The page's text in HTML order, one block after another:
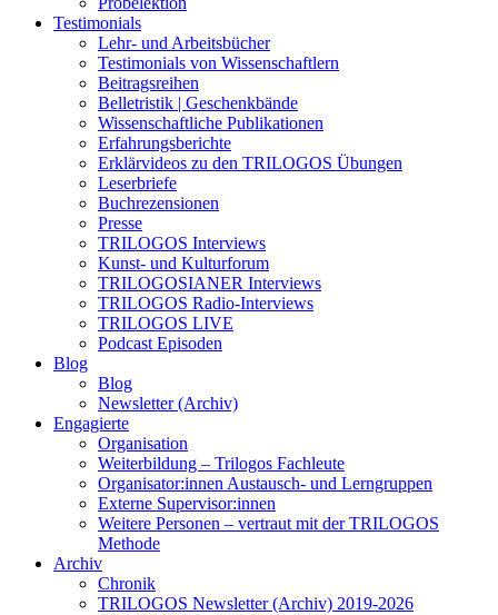
Testimonials
Lehr- und Arbeitsbücher
Testimonials von Wissenschaftlern
Beitragsreihen
Belletristik | Geschenkbände
Wissenschaftliche Publikationen
Erfahrungsberichte
Erklärvideos zu den TRILOGOS Übungen
Leserbriefe
Buchrezensionen
Presse
TRILOGOS Interviews
Kunst- und Kulturforum
TRILOGOSIANER Interviews
TRILOGOS Radio-Interviews
TRILOGOS LIVE
Podcast Episoden
Blog
Blog
Newsletter (Archiv)
Engagierte
Organisation
Weiterbildung – Trilogos Fachleute
Organisator:innen Austausch- und Lerngruppen
Externe Supervisor:innen
Weitere Personen – vertraut mit der TRILOGOS
Methode
Archiv
Chronik
TRILOGOS Newsletter (Archiv) 2019-2026